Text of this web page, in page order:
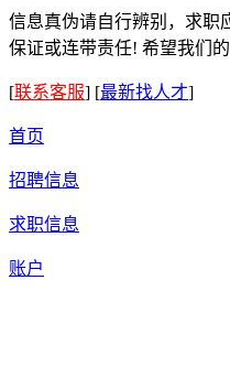
信息真伪请自行辨别，求职
保证或连带责任! 希望我们
[联系客服] [最新找人才]
首页
招聘信息
求职信息
账户